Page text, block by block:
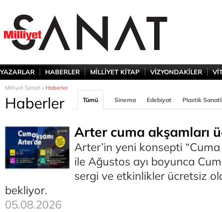
YAZARLAR HABERLER MİLLİYET KİTAP VİZYONDAKİLER
Milliyet Sanat » Haberler
Haberler Tümü Sinema Edebiyat Plastik
Arter cuma akşamları
Arter’in yeni konsepti “Cuma
ile Ağustos ayı boyunca
sergi ve etkinlikler ücretsiz
bekliyor.
05.08.2026